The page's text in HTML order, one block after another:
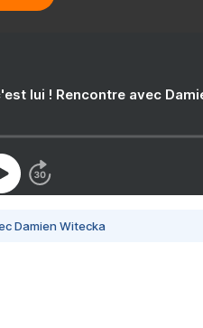
lui ! Rencontre avec
Damien Witecka